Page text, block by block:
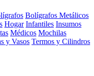
Bolígrafos Metálicos
Hogar Infantiles Insumos
Médicos Mochilas
y Vasos Termos y Cilindros